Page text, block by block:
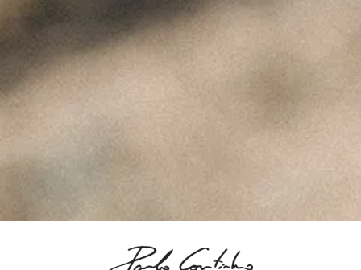
A Perfeita Imperfeição
FONTE – Nov2024